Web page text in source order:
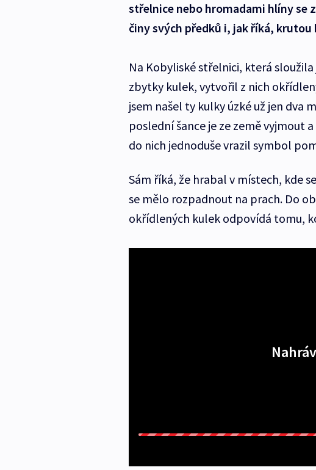
střelnice nebo hromadami hlíny se
činy svých předků i, jak říká,
Na Kobyliské střelnici, která
zbytky kulek, vytvořil z nich
jsem našel ty kulky úzké už jen dva
poslední šance je ze země vyjmout
do nich jednoduše vrazil symbol
Sám říká, že hrabal v místech, kde
se mělo rozpadnout na prach. Do
okřídlených kulek odpovídá tomu,